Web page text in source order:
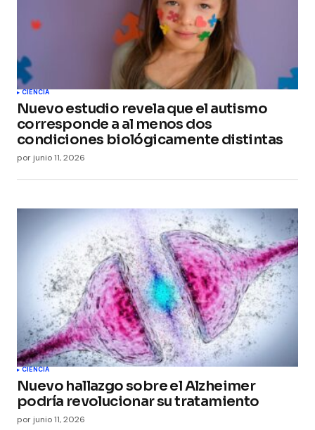
CIENCIA
Nuevo estudio revela que el autismo
corresponde a al menos dos
condiciones biológicamente distintas
por junio 11, 2026
CIENCIA
Nuevo hallazgo sobre el Alzheimer
podría revolucionar su tratamiento
por junio 11, 2026